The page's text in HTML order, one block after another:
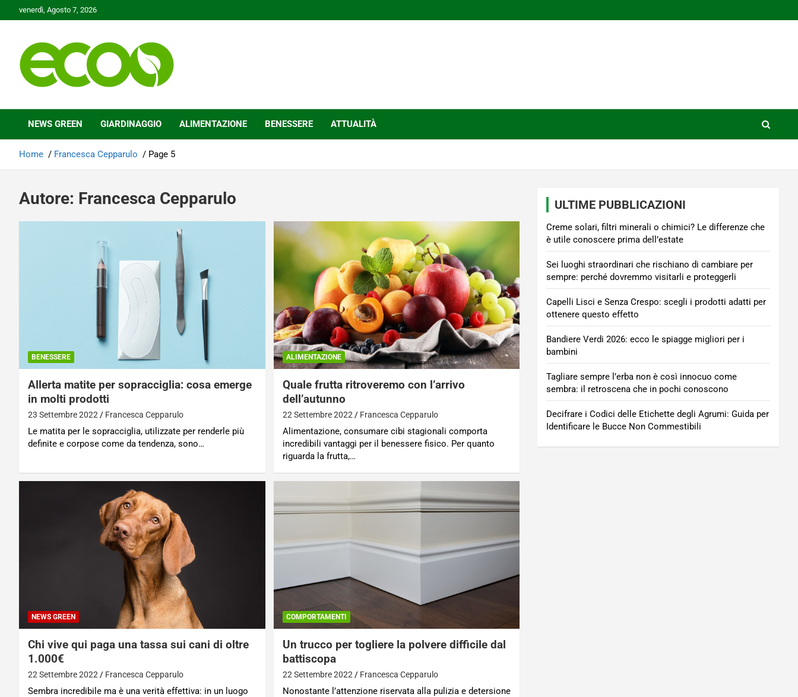
to
venerdì, Agosto 7, 2026
Ecoo.it
NEWS GREEN GIARDINAGGIO ALIMENTAZIONE BENESSERE ATTUALITÀ
Home Francesca Cepparulo Page 5
Autore: Francesca Cepparulo
BENESSERE
Allerta matite per sopracciglia: cosa emerge
in molti prodotti
23 Settembre 2022 Francesca Cepparulo
Le matita per le sopracciglia, utilizzate per renderle più
definite e corpose come da tendenza, sono…
ALIMENTAZIONE
Quale frutta ritroveremo con l’arrivo
dell’autunno
22 Settembre 2022 Francesca Cepparulo
Alimentazione, consumare cibi stagionali comporta
incredibili vantaggi per il benessere fisico. Per quanto
riguarda la frutta,…
NEWS GREEN
Chi vive qui paga una tassa sui cani di oltre
1.000€
22 Settembre 2022 Francesca Cepparulo
Sembra incredibile ma è una verità effettiva: in un luogo
COMPORTAMENTI
Un trucco per togliere la polvere difficile dal
battiscopa
22 Settembre 2022 Francesca Cepparulo
Nonostante l’attenzione riservata alla pulizia e detersione
ULTIME PUBBLICAZIONI
Creme solari, filtri minerali o chimici? Le differenze che
è utile conoscere prima dell’estate
Sei luoghi straordinari che rischiano di cambiare per
sempre: perché dovremmo visitarli e proteggerli
Capelli Lisci e Senza Crespo: scegli i prodotti adatti per
ottenere questo effetto
Bandiere Verdi 2026: ecco le spiagge migliori per i
bambini
Tagliare sempre l’erba non è così innocuo come
sembra: il retroscena che in pochi conoscono
Decifrare i Codici delle Etichette degli Agrumi: Guida per
Identificare le Bucce Non Commestibili